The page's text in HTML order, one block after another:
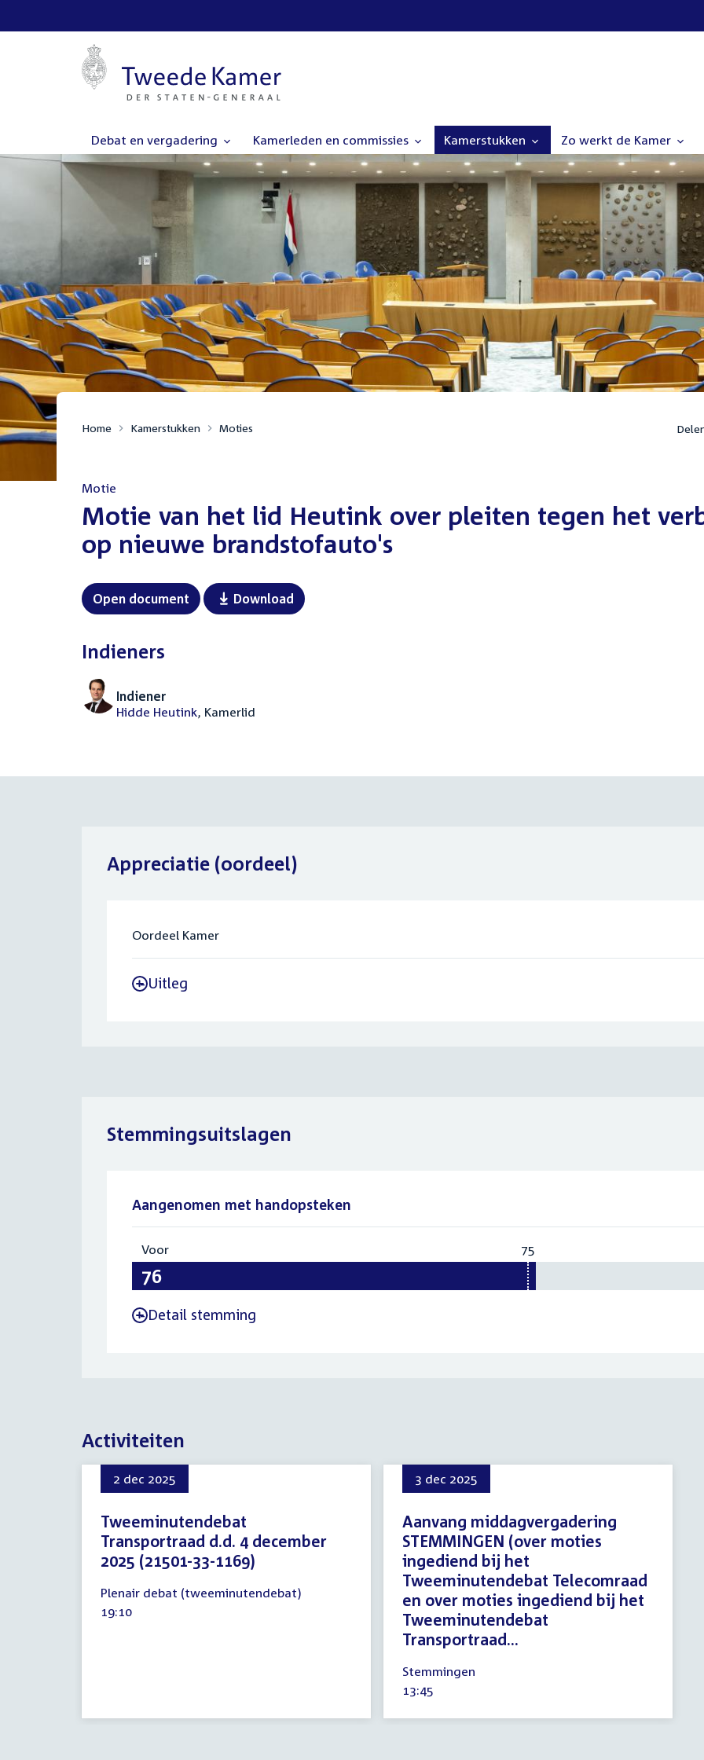
Debat en vergadering Kamerleden en commissies Kamerstukken Zo werkt de Kamer
Home Kamerstukken Moties
Motie
:Motie van het lid Heutink over pleiten tegen het
op nieuwe brandstofauto's
Open document Download
Indieners
Indiener
Hidde Heutink, Kamerlid
Appreciatie (oordeel)
Oordeel Kamer
- Uitleg
Stemmingsuitslagen
Aangenomen met handopsteken
Voor 75
- Detail stemming
Activiteiten
2 dec 2025
Tweeminutendebat
Transportraad d.d. 4 december
2025 (21501-33-1169)
december
2025
Plenair debat (tweeminutendebat)
Tijd
19:10
3 dec 2025
Aanvang middagvergadering
STEMMINGEN (over moties
ingediend bij het
Tweeminutendebat Telecomraad
en over moties ingediend bij het
Tweeminutendebat
Transportraad...
december
2025
Stemmingen
Tijd
13:45